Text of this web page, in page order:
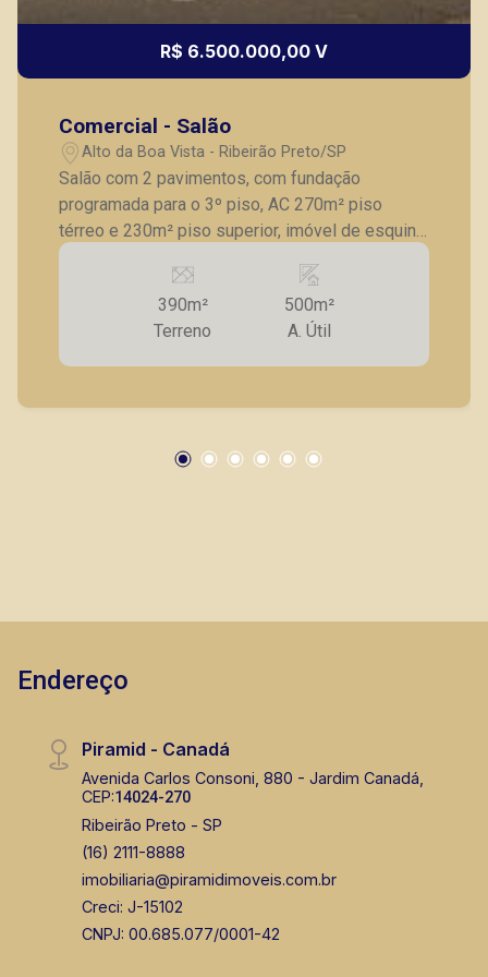
Fátima Spadaro
CRECI 119074 - Venda
(16) 99105-3578
Corretor(a) Online
CORRETOR DE PLANTÃO
Lucelia Mariotti
Murilo Bazilio
(16) 98119-7226
CORRETOR DE PLANTÃO
R$ 6.500.000,00 V
Comercial - Salão
Alto da Boa Vista - Ribeirão Preto/SP
Salão com 2 pavimentos, com fundação
programada para o 3º piso, AC 270m² piso
térreo e 230m² piso superior, imóvel de esquina
com toda fachada em blindex temperado,
cozinha industrial, frente recuada para
estacionamento de 12 vagas, ideal para
restaurantes, bares, padarias, pizzarias, porem
atende a outras atividades como bancos,
390m²
Terreno
500m²
A. Útil
Endereço
Piramid - Canadá
Avenida Carlos Consoni, 880 - Jardim Canadá,
CEP:14024-270
Ribeirão Preto - SP
(16) 2111-8888
imobiliaria@piramidimoveis.com.br
Creci: J-15102
CNPJ: 00.685.077/0001-42